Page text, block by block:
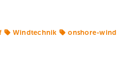
Windtechnik onshore-wind